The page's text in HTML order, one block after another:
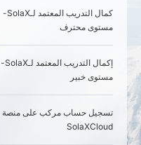
كمال التدريب المعتمد لـSolaX-
مستوى محترف
إكمال التدريب المعتمد لـSolaX-
مستوى خبير
تسجيل حساب مركب على منصة
SolaXCloud